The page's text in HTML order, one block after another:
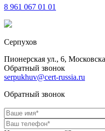
8 961 067 01 01
Серпухов
Пионерская ул., 6,
Обратный звонок
serpukhuv@cert-russia.ru
Обратный звонок